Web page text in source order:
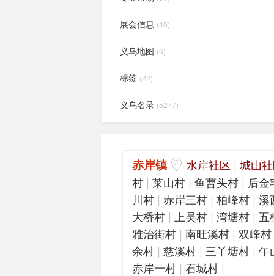
展会信息 (45)
义乌地图 (6)
标签 (22)
义乌名录 (5277)
赤岸镇 水岸社区 | 城山
村 | 莱山村 | 鱼曹头村 | 后金
川村 | 赤岸三村 | 柏峰村 | 溪
大桥村 | 上吴村 | 湾塘村 | 五
雅治街村 | 南旺溪村 | 双峰村
余村 | 慈溪村 | 三丫塘村 | 午
赤岸一村 | 石城村 |